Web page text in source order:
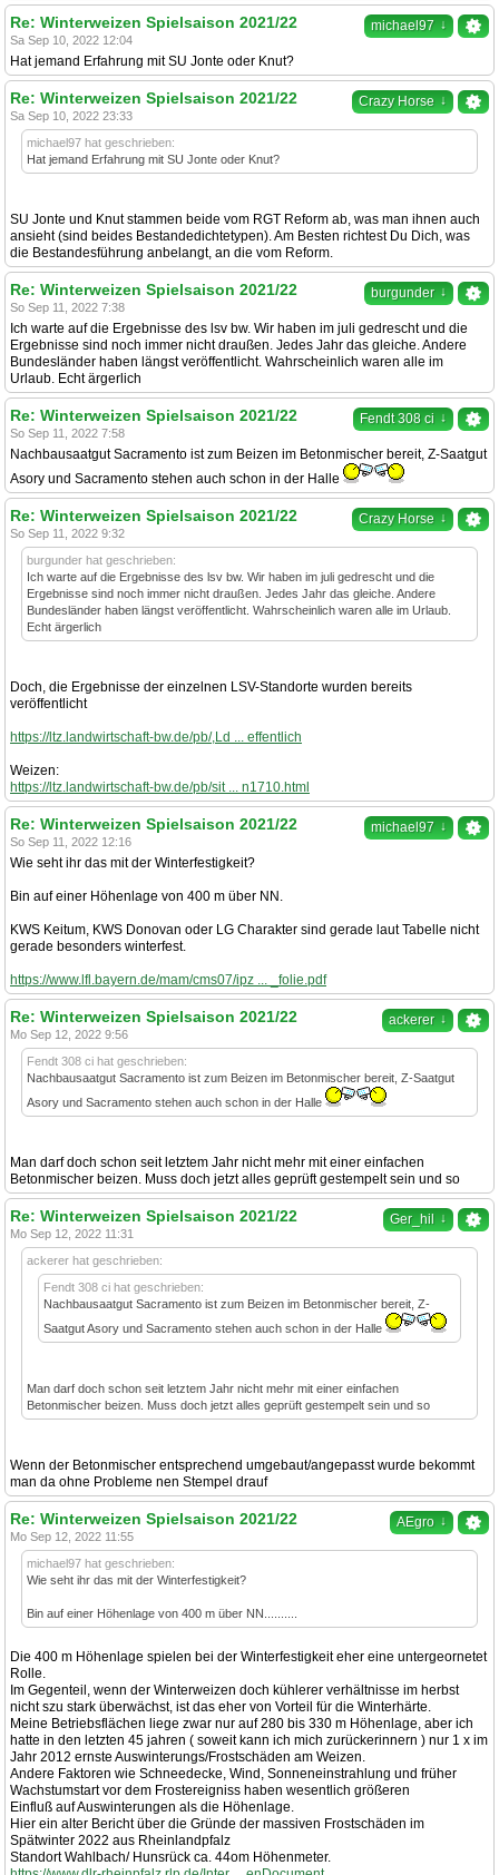
michael97 ↓
Re: Winterweizen Spielsaison 2021/22
Sa Sep 10, 2022 12:04
Hat jemand Erfahrung mit SU Jonte oder Knut?
Crazy Horse ↓
Re: Winterweizen Spielsaison 2021/22
Sa Sep 10, 2022 23:33
michael97 hat geschrieben:
Hat jemand Erfahrung mit SU Jonte oder Knut?
SU Jonte und Knut stammen beide vom RGT Reform ab, was man ihnen auch
ansieht (sind beides Bestandedichtetypen). Am Besten richtest Du Dich, was
die Bestandesführung anbelangt, an die vom Reform.
burgunder ↓
Re: Winterweizen Spielsaison 2021/22
So Sep 11, 2022 7:38
Ich warte auf die Ergebnisse des lsv bw. Wir haben im juli gedrescht und die
Ergebnisse sind noch immer nicht draußen. Jedes Jahr das gleiche. Andere
Bundesländer haben längst veröffentlicht. Wahrscheinlich waren alle im
Urlaub. Echt ärgerlich
Fendt 308 ci ↓
Re: Winterweizen Spielsaison 2021/22
So Sep 11, 2022 7:58
Nachbausaatgut Sacramento ist zum Beizen im Betonmischer bereit, Z-Saatgut
Asory und Sacramento stehen auch schon in der Halle
Crazy Horse ↓
Re: Winterweizen Spielsaison 2021/22
So Sep 11, 2022 9:32
burgunder hat geschrieben:
Ich warte auf die Ergebnisse des lsv bw. Wir haben im juli gedrescht und die
Ergebnisse sind noch immer nicht draußen. Jedes Jahr das gleiche. Andere
Bundesländer haben längst veröffentlicht. Wahrscheinlich waren alle im Urlaub.
Echt ärgerlich
Doch, die Ergebnisse der einzelnen LSV-Standorte wurden bereits
veröffentlicht
https://ltz.landwirtschaft-bw.de/pb/,Ld ... effentlich
Weizen:
https://ltz.landwirtschaft-bw.de/pb/sit ... n1710.html
michael97 ↓
Re: Winterweizen Spielsaison 2021/22
So Sep 11, 2022 12:16
Wie seht ihr das mit der Winterfestigkeit?
Bin auf einer Höhenlage von 400 m über NN.
KWS Keitum, KWS Donovan oder LG Charakter sind gerade laut Tabelle nicht
gerade besonders winterfest.
https://www.lfl.bayern.de/mam/cms07/ipz ... _folie.pdf
ackerer ↓
Re: Winterweizen Spielsaison 2021/22
Mo Sep 12, 2022 9:56
Fendt 308 ci hat geschrieben:
Nachbausaatgut Sacramento ist zum Beizen im Betonmischer bereit, Z-Saatgut
Asory und Sacramento stehen auch schon in der Halle
Man darf doch schon seit letztem Jahr nicht mehr mit einer einfachen
Betonmischer beizen. Muss doch jetzt alles geprüft gestempelt sein und so
Ger_hil ↓
Re: Winterweizen Spielsaison 2021/22
Mo Sep 12, 2022 11:31
ackerer hat geschrieben:
Fendt 308 ci hat geschrieben:
Nachbausaatgut Sacramento ist zum Beizen im Betonmischer bereit, Z-
Saatgut Asory und Sacramento stehen auch schon in der Halle
Man darf doch schon seit letztem Jahr nicht mehr mit einer einfachen
Betonmischer beizen. Muss doch jetzt alles geprüft gestempelt sein und so
Wenn der Betonmischer entsprechend umgebaut/angepasst wurde bekommt
man da ohne Probleme nen Stempel drauf
AEgro ↓
Re: Winterweizen Spielsaison 2021/22
Mo Sep 12, 2022 11:55
michael97 hat geschrieben:
Wie seht ihr das mit der Winterfestigkeit?
Bin auf einer Höhenlage von 400 m über NN..........
Die 400 m Höhenlage spielen bei der Winterfestigkeit eher eine untergeornetet
Rolle.
Im Gegenteil, wenn der Winterweizen doch kühlerer verhältnisse im herbst
nicht szu stark überwächst, ist das eher von Vorteil für die Winterhärte.
Meine Betriebsflächen liege zwar nur auf 280 bis 330 m Höhenlage, aber ich
hatte in den letzten 45 jahren ( soweit kann ich mich zurückerinnern ) nur 1 x im
Jahr 2012 ernste Auswinterungs/Frostschäden am Weizen.
Andere Faktoren wie Schneedecke, Wind, Sonneneinstrahlung und früher
Wachstumstart vor dem Frostereigniss haben wesentlich größeren
Einfluß auf Auswinterungen als die Höhenlage.
Hier ein alter Bericht über die Gründe der massiven Frostschäden im
Spätwinter 2022 aus Rheinlandpfalz
Standort Wahlbach/ Hunsrück ca. 44om Höhenmeter.